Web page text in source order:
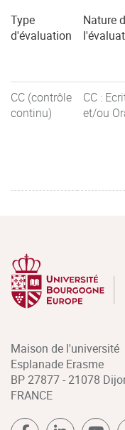
Type
d'évaluation
Nature
CC (contrôle
continu)
CC :
et/ou
Maison de l'université
Esplanade Erasme
BP 27877 - 21078
FRANCE